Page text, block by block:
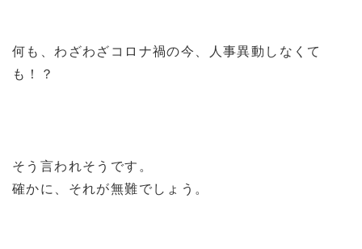
何も、わざわざコロナ禍の今、人事異動しなくて
も！？
そう言われそうです。
確かに、それが無難でしょう。